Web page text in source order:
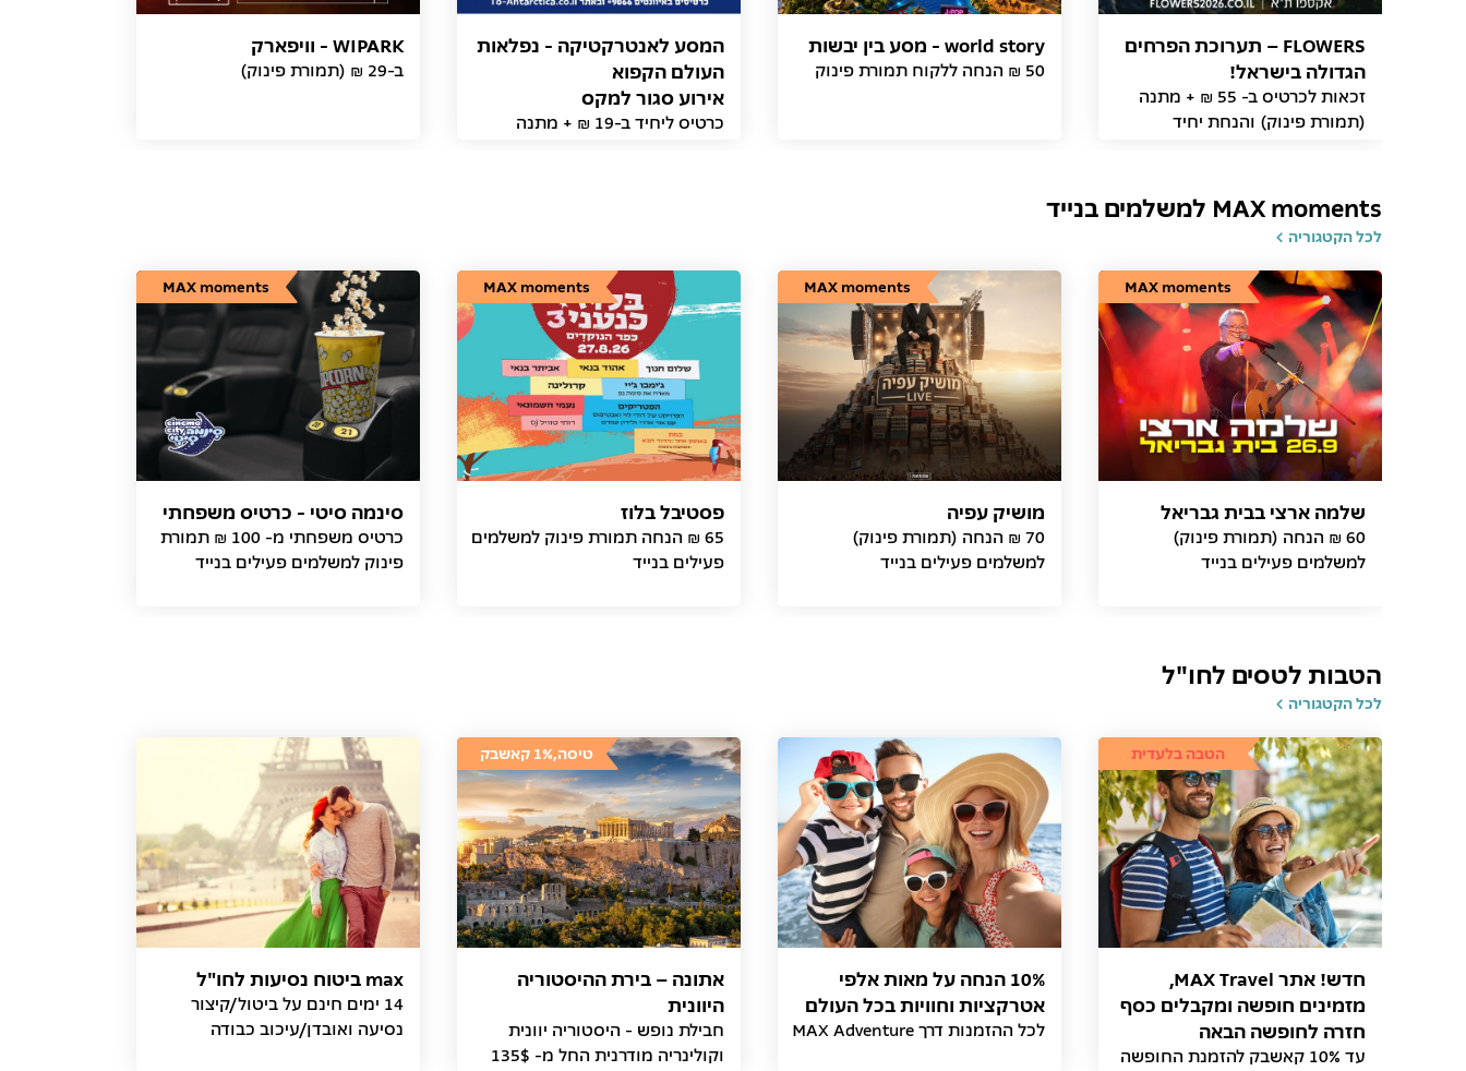
FLOWERS – תערוכת הפרחים
הגדולה בישראל!
זכאות לכרטיס ב- 55 ₪ + מתנה
(תמורת פינוק) והנחת יחיד
world story - מסע בין יבשות
50 ₪ הנחה ללקוח תמורת פינוק
המסע לאנטרקטיקה - נפלאות
אירוע סגור למקס
כרטיס ליחיד ב-19 ₪ + מתנה
WIPARK - וויפארק
ב-29 ₪ (תמורת פינוק)
MAX moments למשלמים בנייד
לכל הקטגוריה
שלמה ארצי בבית גבריאל
60 ₪ הנחה (תמורת פינוק)
למשלמים פעילים בנייד
MAX moments
מושיק עפיה
70 ₪ הנחה (תמורת פינוק)
למשלמים פעילים בנייד
MAX moments
פסטיבל בלוז
65 ₪ הנחה תמורת פינוק למשלמים
פעילים בנייד
MAX moments
סינמה סיטי - כרטיס משפחתי
כרטיס משפחתי מ- 100 ₪ תמורת
פינוק למשלמים פעילים בנייד
MAX moments
הטבות לטסים לחו"ל
לכל הקטגוריה
חדש! אתר MAX Travel,
מזמינים חופשה ומקבלים כסף
חזרה לחופשה הבאה
עד 10% קאשבק להזמנת החופשה
הטבה בלעדית
10% הנחה על מאות אלפי
אטרקציות וחוויות בכל העולם
לכל ההזמנות דרך MAX Adventure
אתונה – בירת ההיסטוריה
היוונית
חבילת נופש - היסטוריה יוונית
וקולינריה מודרנית החל מ- 135$
טיסה,1% קאשבק
max ביטוח נסיעות לחו"ל
14 ימים חינם על ביטול/קיצור
נסיעה ואובדן/עיכוב כבודה